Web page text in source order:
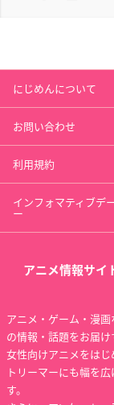
にじめんについて
お問い合わせ
利用規約
インフォマティブデ
ー
アニメ情報サイ
アニメ・ゲーム・漫
の情報・話題をお届け
女性向けアニメをは
トリーマーにも幅を
す。